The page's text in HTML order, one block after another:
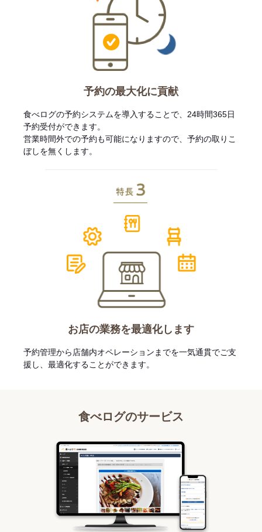
予約の最大化に貢献
食べログの予約システムを導入することで、24時間365日
予約受付ができます。
営業時間外での予約も可能になりますので、予約の取りこ
ぼしを無くします。
お店の業務を最適化します
予約管理から店舗内オペレーションまでを一気通貫でご支
援し、最適化することができます。
食べログのサービス